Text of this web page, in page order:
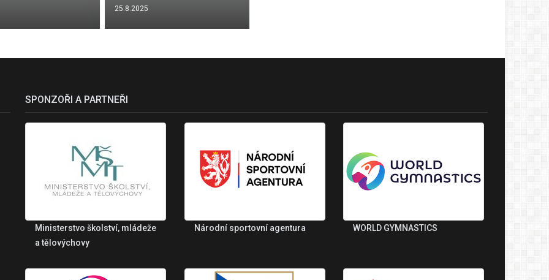
25.8.2025
SPONZOŘI A PARTNEŘI
Ministerstvo školství, mládeže
a tělovýchovy
Národní sportovní agentura WORLD GYMNASTICS